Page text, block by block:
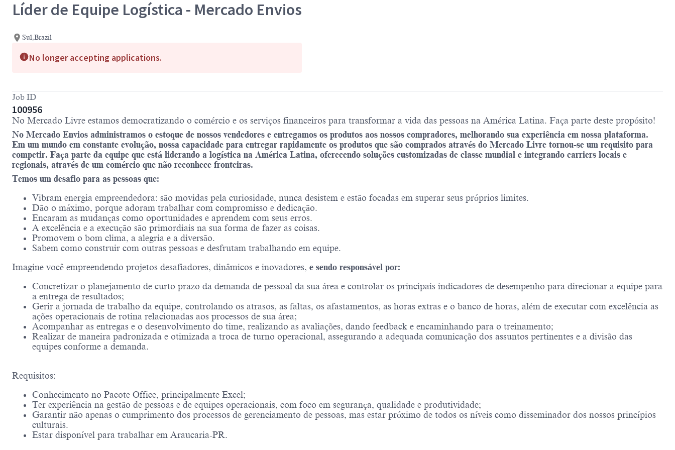
Líder de Equipe Logística - Mercado Envios
Sul,Brazil
No longer accepting applications.
Job ID
100956
No Mercado Livre estamos democratizando o comércio e os serviços financeiros para transformar a vida das pessoas na América Latina. Faça parte deste propósito!
No Mercado Envios administramos o estoque de nossos vendedores e entregamos os produtos aos nossos compradores, melhorando sua experiência em nossa plataforma.
Em um mundo em constante evolução, nossa capacidade para entregar rapidamente os produtos que são comprados através do Mercado Livre tornou-se um requisito para
competir. Faça parte da equipe que está liderando a logística na América Latina, oferecendo soluções customizadas de classe mundial e integrando carriers locais e
regionais, através de um comércio que não reconhece fronteiras.
Temos um desafio para as pessoas que:
Vibram energia empreendedora: são movidas pela curiosidade, nunca desistem e estão focadas em superar seus próprios limites.
Dão o máximo, porque adoram trabalhar com compromisso e dedicação.
Encaram as mudanças como oportunidades e aprendem com seus erros.
A excelência e a execução são primordiais na sua forma de fazer as coisas.
Promovem o bom clima, a alegria e a diversão.
Sabem como construir com outras pessoas e desfrutam trabalhando em equipe.
Imagine você empreendendo projetos desafiadores, dinâmicos e inovadores, e sendo responsável por:
Concretizar o planejamento de curto prazo da demanda de pessoal da sua área e controlar os principais indicadores de desempenho para direcionar a equipe para
a entrega de resultados;
Gerir a jornada de trabalho da equipe, controlando os atrasos, as faltas, os afastamentos, as horas extras e o banco de horas, além de executar com excelência as
ações operacionais de rotina relacionadas aos processos de sua área;
Acompanhar as entregas e o desenvolvimento do time, realizando as avaliações, dando feedback e encaminhando para o treinamento;
Realizar de maneira padronizada e otimizada a troca de turno operacional, assegurando a adequada comunicação dos assuntos pertinentes e a divisão das
equipes conforme a demanda.
Requisitos:
Conhecimento no Pacote Office, principalmente Excel;
Ter experiência na gestão de pessoas e de equipes operacionais, com foco em segurança, qualidade e produtividade;
Garantir não apenas o cumprimento dos processos de gerenciamento de pessoas, mas estar próximo de todos os níveis como disseminador dos nossos princípios
culturais.
Estar disponível para trabalhar em Araucaria-PR.